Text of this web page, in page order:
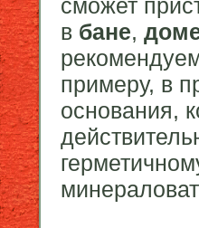
сможет
в бане,
примеру, в
основания,